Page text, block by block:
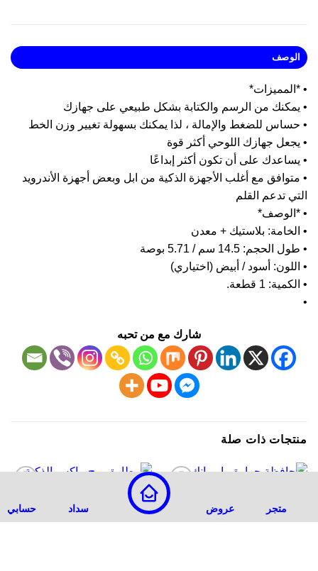
من الرسم والكتابة بشكل طبيعي على جهازك
للضغط والإمالة ، لذا يمكنك بسهولة تغيير وزن الخط
جهازك اللوحي أكثر قوة
على أن تكون أكثر إبداعًا
مع أغلب الأجهزة الذكية من ابل وبعض أجهزة الأندرويد
تدعم القلم
بلاستيك + معدن
الحجم: 14.5 سم / 5.71 بوصة
أسود / أبيض (اختياري)
1 قطعة.
شارك مع من تحبه
ذات صلة
الرغبات
لقائمة
الرغبات
عروض سداد حسابي